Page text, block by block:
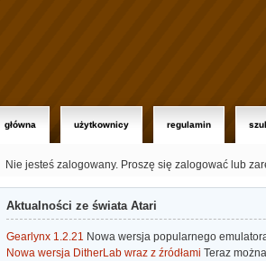
główna użytkownicy regulamin
Nie jesteś zalogowany. Proszę się zalogować lub
Aktualności ze świata Atari
Gearlynx 1.2.21 Nowa wersja popularnego
Nowa wersja DitherLab wraz z źródłami Teraz